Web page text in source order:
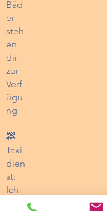
Bäd
er
steh
en
dir
zur
Verf
ügu
ng
🚕
Taxi
dien
st:
Ich